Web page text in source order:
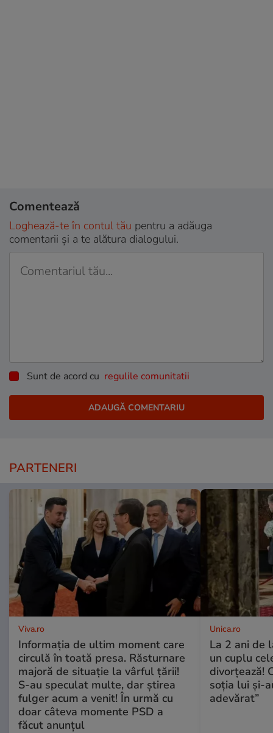
Comentează
Loghează-te în contul tău pentru a adăuga
comentarii și a te alătura dialogului.
Sunt de acord cu regulile comunitatii
PARTENERI
Viva.ro
Informația de ultim moment care
circulă în toată presa. Răsturnare
majoră de situație la vârful țării!
S-au speculat multe, dar știrea
fulger acum a venit! În urmă cu
doar câteva momente PSD a
făcut anunțul
Unica.ro
La 2 ani de
un cuplu
divorțează!
soția lui și-
adevărat”